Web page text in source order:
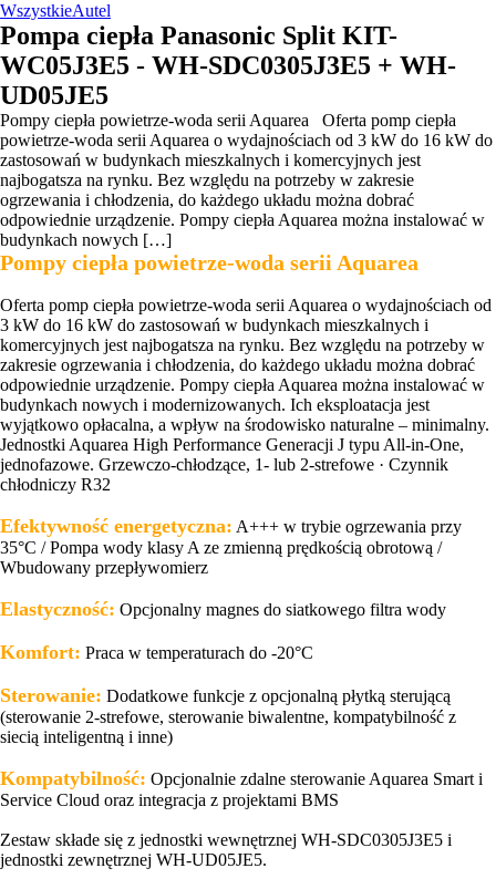
WszystkieAutel
Pompa ciepła Panasonic Split KIT-
WC05J3E5 - WH-SDC0305J3E5 + WH-
UD05JE5
Pompy ciepła powietrze-woda serii Aquarea Oferta pomp ciepła
powietrze-woda serii Aquarea o wydajnościach od 3 kW do 16 kW do
zastosowań w budynkach mieszkalnych i komercyjnych jest
najbogatsza na rynku. Bez względu na potrzeby w zakresie
ogrzewania i chłodzenia, do każdego układu można dobrać
odpowiednie urządzenie. Pompy ciepła Aquarea można instalować w
budynkach nowych […]
Pompy ciepła powietrze-woda serii Aquarea
Oferta pomp ciepła powietrze-woda serii Aquarea o wydajnościach od
3 kW do 16 kW do zastosowań w budynkach mieszkalnych i
komercyjnych jest najbogatsza na rynku. Bez względu na potrzeby w
zakresie ogrzewania i chłodzenia, do każdego układu można dobrać
odpowiednie urządzenie. Pompy ciepła Aquarea można instalować w
budynkach nowych i modernizowanych. Ich eksploatacja jest
wyjątkowo opłacalna, a wpływ na środowisko naturalne – minimalny.
Jednostki Aquarea High Performance Generacji J typu All-in-One,
jednofazowe. Grzewczo-chłodzące, 1- lub 2-strefowe · Czynnik
chłodniczy R32
Efektywność energetyczna: A+++ w trybie ogrzewania przy
35°C / Pompa wody klasy A ze zmienną prędkością obrotową /
Wbudowany przepływomierz
Elastyczność: Opcjonalny magnes do siatkowego filtra wody
Komfort: Praca w temperaturach do -20°C
Sterowanie: Dodatkowe funkcje z opcjonalną płytką sterującą
(sterowanie 2-strefowe, sterowanie biwalentne, kompatybilność z
siecią inteligentną i inne)
Kompatybilność: Opcjonalnie zdalne sterowanie Aquarea Smart i
Service Cloud oraz integracja z projektami BMS
Zestaw składe się z jednostki wewnętrznej WH-SDC0305J3E5 i
jednostki zewnętrznej WH-UD05JE5.